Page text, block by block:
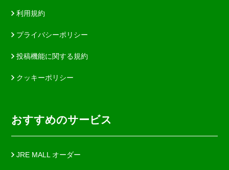
利用規約
プライバシーポリシー
投稿機能に関する規約
クッキーポリシー
おすすめのサービス
JRE MALL オーダー